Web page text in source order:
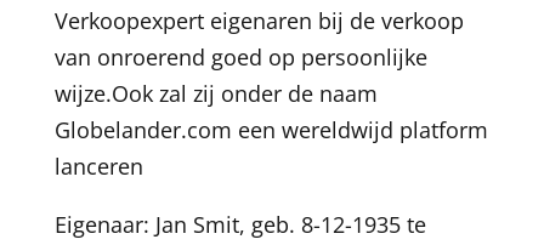
Verkoopexpert eigenaren bij de verkoop
van onroerend goed op persoonlijke
wijze.Ook zal zij onder de naam
Globelander.com een wereldwijd platform
lanceren
Eigenaar: Jan Smit, geb. 8-12-1935 te